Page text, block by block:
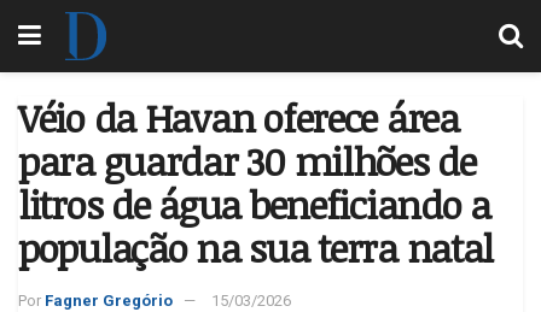
Véio da Havan oferece área
para guardar 30 milhões de
litros de água beneficiando a
população na sua terra natal
Por Fagner Gregório 15/03/2026